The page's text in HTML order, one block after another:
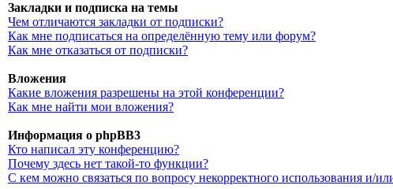
Закладки и подписка на темы
Чем отличаются закладки от подписки?
Как мне подписаться на определённую тему или форум?
Как мне отказаться от подписки?
Вложения
Какие вложения разрешены на этой конференции?
Как мне найти мои вложения?
Информация о phpBB3
Кто написал эту конференцию?
Почему здесь нет такой-то функции?
С кем можно связаться по вопросу некорректного использования и/